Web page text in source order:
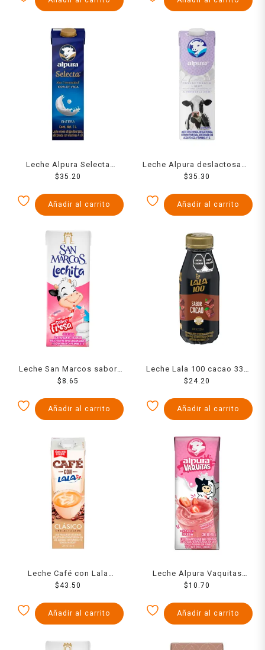
Leche Alpura Selecta
entera 1 l
$ 35.20
Añadir al carrito
Leche Alpura deslactosada
light 1 l
$ 35.30
Añadir al carrito
Leche San Marcos sabor
fresa 180 ml
$ 8.65
Añadir al carrito
Leche Lala 100 cacao 330
ml
$24.20
Añadir al carrito
Leche Café con Lala
deslactosada 960 ml
$43.50
Añadir al carrito
Leche Alpura Vaquitas
sabor fresa 200 ml
$10.70
Añadir al carrito